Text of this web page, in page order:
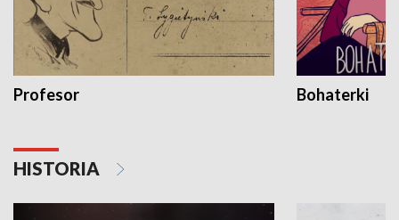
Profesor Bohaterki
HISTORIA